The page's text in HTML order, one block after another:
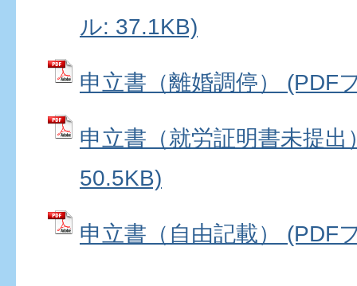
ル: 37.1KB)
申立書（離婚調停） (PDF
申立書（就労証明書未提
50.5KB)
申立書（自由記載） (PDF